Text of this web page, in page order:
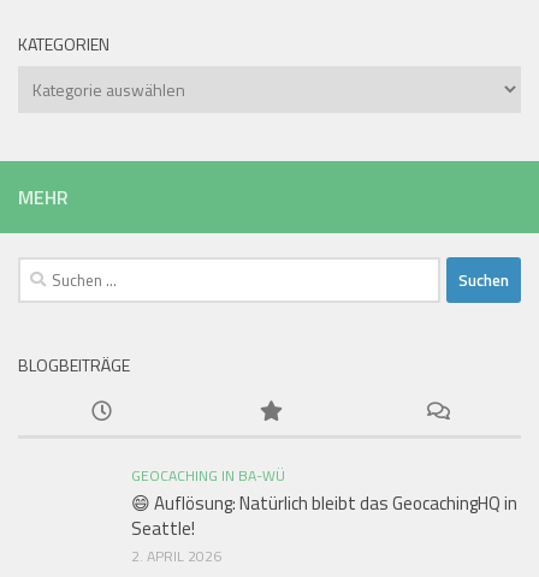
KATEGORIEN
Kategorien
MEHR
Suchen
nach:
BLOGBEITRÄGE
GEOCACHING IN BA-WÜ
😄 Auflösung: Natürlich bleibt das GeocachingHQ in
Seattle!
2. APRIL 2026